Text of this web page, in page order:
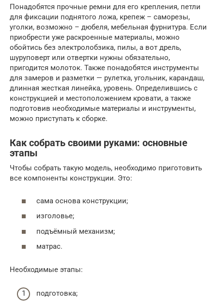
Понадобятся прочные ремни для его крепления, петли
для фиксации поднятого ложа, крепеж – саморезы,
уголки, возможно – дюбеля, мебельная фурнитура. Если
приобрести уже раскроенные материалы, можно
обойтись без электролобзика, пилы, а вот дрель,
шуруповерт или отвертки нужны обязательно,
пригодится молоток. Также понадобятся инструменты
для замеров и разметки — рулетка, угольник, карандаш,
длинная жесткая линейка, уровень. Определившись с
конструкцией и местоположением кровати, а также
подготовив необходимые материалы и инструменты,
можно приступать к сборке.
Как собрать своими руками: основные
этапы
Чтобы собрать такую модель, необходимо приготовить
все компоненты конструкции. Это:
сама основа конструкции;
изголовье;
подъёмный механизм;
матрас.
Необходимые этапы:
подготовка;